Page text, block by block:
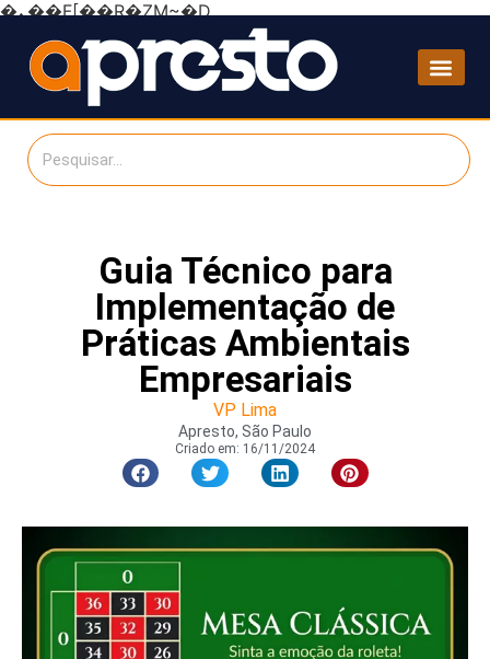
�ܢ��F[��R�ZM~�D
Guia Técnico para
Implementação de
Práticas Ambientais
Empresariais
VP Lima
Apresto, São Paulo
Criado em: 16/11/2024